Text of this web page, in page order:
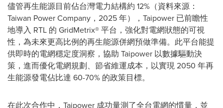
儘管再生能源目前佔台灣電力結構約 12%（資料來源：
Taiwan Power Company，2025 年），Taipower 已前瞻性
地導入 RTL 的 GridMetrix® 平台，強化對電網狀態的可視
性，為未來更高比例的再生能源併網預做準備。此平台能提
供即時的電網穩定度洞察，協助 Taipower 以數據驅動決
策，進而優化電網規劃、節省維運成本，以實現 2050 年再
生能源發電佔比達 60-70% 的政策目標。
在此次合作中，Taipower 成功量測了全台電網的慣量，並